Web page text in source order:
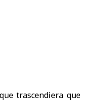
trascendiera que